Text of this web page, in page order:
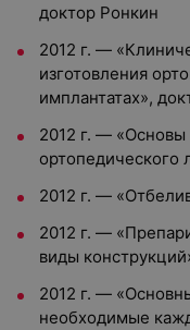
доктор Ронкин
2012 г. —
изготовления
имплантатах»,
2012 г. — «Основы
ортопедического
2012 г. —
2012 г. —
виды
2012 г. —
необходимые